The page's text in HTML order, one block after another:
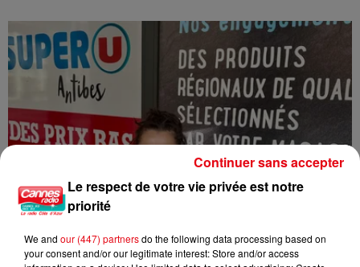
Le respect de votre vie privée est notre
priorité
We and our (447) partnersdo the following data processing based on
your consent and/or our legitimate interest: Store and/or access
Continuer sans accepter